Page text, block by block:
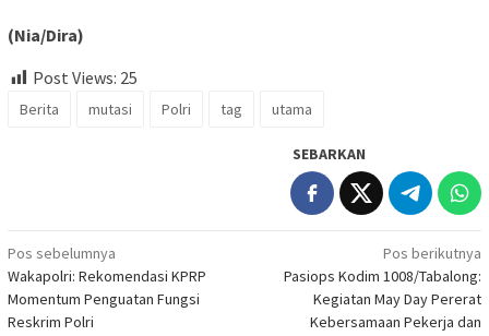
(Nia/Dira)
Post Views: 25
Berita mutasi Polri tag utama
SEBARKAN
Navigasi
pos
Pos sebelumnya
Wakapolri: Rekomendasi KPRP
Momentum Penguatan Fungsi
Reskrim Polri
Pos berikutnya
Pasiops Kodim 1008/Tabalong:
Kegiatan May Day Pererat
Kebersamaan Pekerja dan